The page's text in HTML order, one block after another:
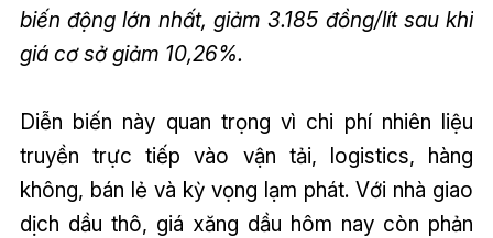
biến động lớn nhất, giảm 3.185 đồng/lít sau khi
giá cơ sở giảm 10,26%.
Diễn biến này quan trọng vì chi phí nhiên liệu
truyền trực tiếp vào vận tải, logistics, hàng
không, bán lẻ và kỳ vọng lạm phát. Với nhà giao
dịch dầu thô, giá xăng dầu hôm nay còn phản